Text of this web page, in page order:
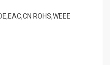
ROHS,WEEE